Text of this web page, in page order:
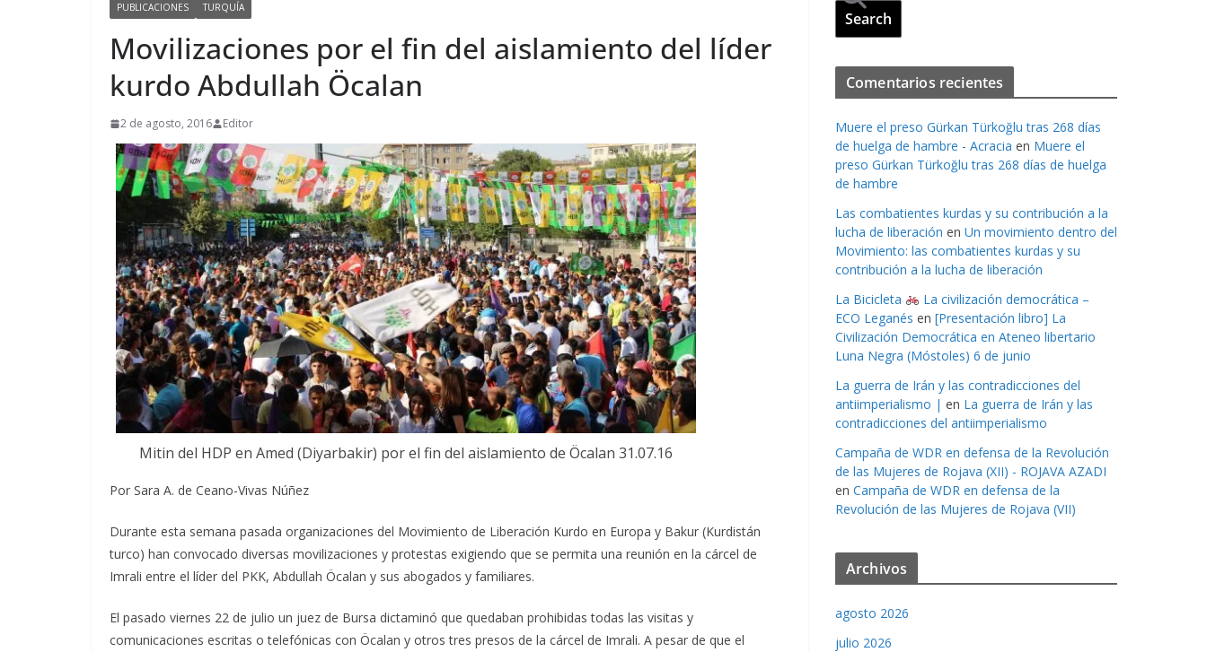
PUBLICACIONES TURQUÍA
Movilizaciones por el fin del aislamiento del líder
kurdo Abdullah Öcalan
2 de agosto, 2016 Editor
Mitin del HDP en Amed (Diyarbakir) por el fin del aislamiento de Öcalan 31.07.16
Por Sara A. de Ceano-Vivas Núñez
Durante esta semana pasada organizaciones del Movimiento de Liberación Kurdo en Europa y Bakur (Kurdistán
turco) han convocado diversas movilizaciones y protestas exigiendo que se permita una reunión en la cárcel de
Imrali entre el líder del PKK, Abdullah Öcalan y sus abogados y familiares.
El pasado viernes 22 de julio un juez de Bursa dictaminó que quedaban prohibidas todas las visitas y
comunicaciones escritas o telefónicas con Öcalan y otros tres presos de la cárcel de Imrali. A pesar de que el
Comentarios recientes
Muere el preso Gürkan Türkoğlu tras 268 días
de huelga de hambre - Acracia en Muere el
preso Gürkan Türkoğlu tras 268 días de huelga
de hambre
Las combatientes kurdas y su contribución a la
lucha de liberación en Un movimiento dentro del
Movimiento: las combatientes kurdas y su
contribución a la lucha de liberación
La Bicicleta
La civilización democrática –
ECO Leganés en [Presentación libro] La
Civilización Democrática en Ateneo libertario
Luna Negra (Móstoles) 6 de junio
La guerra de Irán y las contradicciones del
antiimperialismo | en La guerra de Irán y las
contradicciones del antiimperialismo
Campaña de WDR en defensa de la Revolución
de las Mujeres de Rojava (XII) - ROJAVA AZADI
en Campaña de WDR en defensa de la
Revolución de las Mujeres de Rojava (VII)
Archivos
agosto 2026
julio 2026